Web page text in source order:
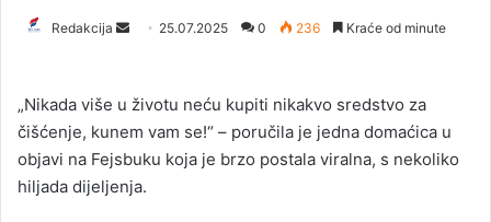
Redakcija
d
a
n
e
25.07.2025 0 236 Kraće od minute
„Nikada više u životu neću kupiti nikakvo sredstvo za
čišćenje, kunem vam se!“ – poručila je jedna domaćica u
objavi na Fejsbuku koja je brzo postala viralna, s nekoliko
hiljada dijeljenja.